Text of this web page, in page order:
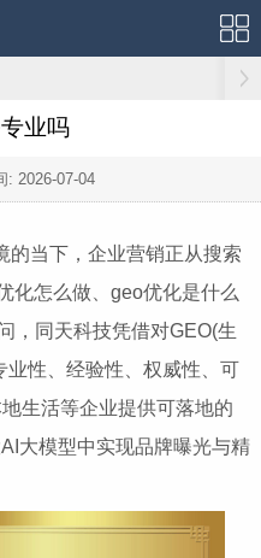
业吗
: 2026-07-04
当下，企业营销正从搜索
化怎么做、geo优化是什么
，同天科技凭借对GEO(生
性、经验性、权威性、可
生活等企业提供可落地的
大模型中实现品牌曝光与精